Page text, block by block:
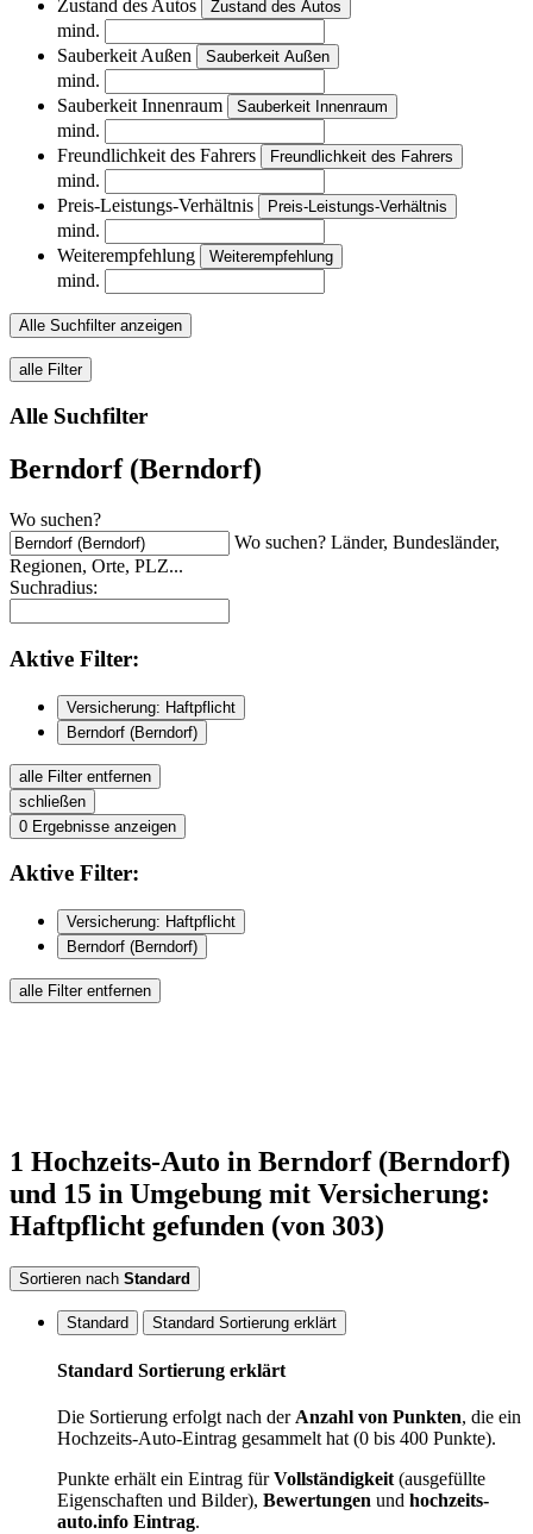
Zustand des Autos Zustand des Autos
mind.
Sauberkeit Außen
Sauberkeit Außen
mind.
Sauberkeit Innenraum
Sauberkeit Innenraum
mind.
Freundlichkeit des Fahrers
Freundlichkeit des Fahrers
mind.
Preis-Leistungs-Verhältnis
Preis-Leistungs-Verhältnis
mind.
Weiterempfehlung
Weiterempfehlung
mind.
Alle Suchfilter anzeigen
alle Filter
Alle Suchfilter
Berndorf (Berndorf)
Wo suchen?
Wo suchen? Länder, Bundesländer,
Regionen, Orte, PLZ...
Suchradius:
Aktive Filter:
Versicherung: Haftpflicht
Berndorf (Berndorf)
alle Filter entfernen
schließen
0 Ergebnisse anzeigen
Aktive Filter:
Versicherung: Haftpflicht
Berndorf (Berndorf)
alle Filter entfernen
1 Hochzeits-Auto in Berndorf (Berndorf)
und 15 in Umgebung mit Versicherung:
Haftpflicht gefunden (von 303)
Sortieren nach Standard
Standard Standard Sortierung erklärt
Standard Sortierung erklärt
Die Sortierung erfolgt nach derAnzahl von Punkten, die ein
Hochzeits-Auto-Eintrag gesammelt hat (0 bis 400 Punkte).
Punkte erhält ein Eintrag fürVollständigkeit(ausgefüllte
Eigenschaften und Bilder), Bewertungen und hochzeits-
auto.info Eintrag.